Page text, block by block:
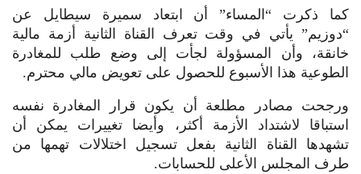
كما ذكرت “المساء” أن ابتعاد سميرة سيطايل عن
“دوزيم” يأتي في وقت تعرف القناة الثانية أزمة مالية
خانقة، وأن المسؤولة لجأت إلى وضع طلب للمغادرة
الطوعية هذا الأسبوع للحصول على تعويض مالي محترم.
ورجحت مصادر مطلعة أن يكون قرار المغادرة نفسه
استباقا لاشتداد الأزمة أكثر، وأيضا تغييرات يمكن أن
تشهدها القناة الثانية بفعل تسجيل اختلالات تهمها من
طرف المجلس الأعلى للحسابات.